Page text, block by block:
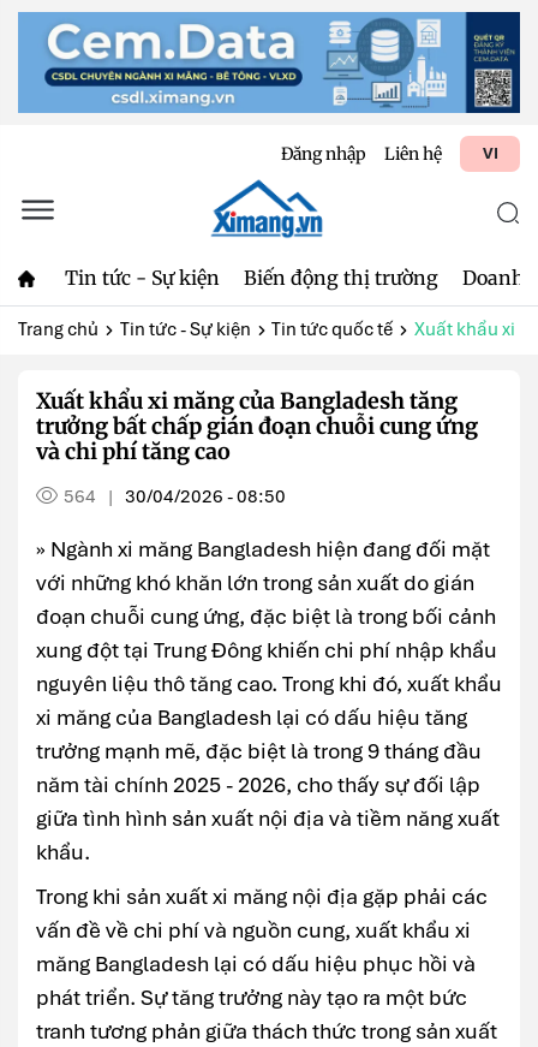
Đăng nhập Liên hệ VI
Tin tức - Sự kiện Biến động thị trường Doanh
Trang chủ Tin tức - Sự kiện Tin tức quốc tế Xuất khẩu xi
Xuất khẩu xi măng của Bangladesh tăng
trưởng bất chấp gián đoạn chuỗi cung ứng
và chi phí tăng cao
564 | 30/04/2026 - 08:50
» Ngành xi măng Bangladesh hiện đang đối mặt
với những khó khăn lớn trong sản xuất do gián
đoạn chuỗi cung ứng, đặc biệt là trong bối cảnh
xung đột tại Trung Đông khiến chi phí nhập khẩu
nguyên liệu thô tăng cao. Trong khi đó, xuất khẩu
xi măng của Bangladesh lại có dấu hiệu tăng
trưởng mạnh mẽ, đặc biệt là trong 9 tháng đầu
năm tài chính 2025 - 2026, cho thấy sự đối lập
giữa tình hình sản xuất nội địa và tiềm năng xuất
khẩu.
Trong khi sản xuất xi măng nội địa gặp phải các
vấn đề về chi phí và nguồn cung, xuất khẩu xi
măng Bangladesh lại có dấu hiệu phục hồi và
phát triển. Sự tăng trưởng này tạo ra một bức
tranh tương phản giữa thách thức trong sản xuất